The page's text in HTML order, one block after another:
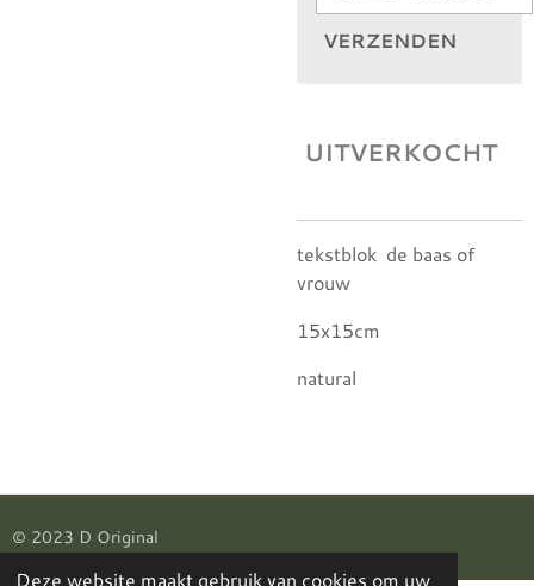
Deze website maakt gebruik van cookies om uw
VERZENDEN
UITVERKOCHT
tekstblok de baas of
vrouw
15x15cm
natural
© 2023 D Original